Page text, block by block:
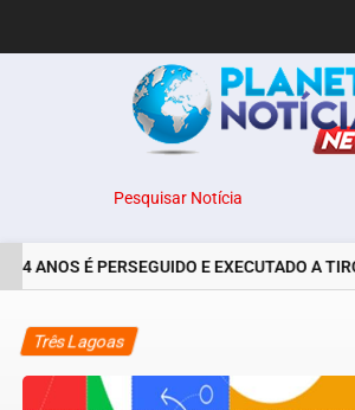
Pesquisar Notícia
ANOS É PERSEGUIDO E EXECUTADO A
Três Lagoas